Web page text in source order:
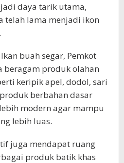
daya tarik utama,
telah lama menjadi ikon
buah segar, Pemkot
beragam produk olahan
keripik apel, dodol, sari
berbahan dasar
modern agar mampu
lebih luas.
juga mendapat ruang
produk batik khas